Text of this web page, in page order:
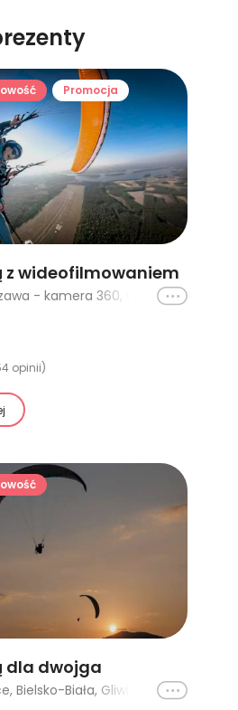
Promocja
z wideofilmowaniem
14 lokalizacji: Warszawa - kamera 360, Gliwice - 10 minut, Białystok lot z Mistrzem Świata, Gliwice - 25 minut, Katowice - 35 minut, Poznań - 20 minut, Poznań - 30 minut, Trójmiasto (Borsk), Gliwice, Zielona Góra - motoparalotnia, Trójmiasto (Borsk) - motoparalotnia, Katowice - 10 minut, Katowice - 25 minut, Gliwice - 35 minut
Ikona
opinii)
dla dwojga
14 lokalizacji: Gliwice, Bielsko-Biała, Gliwice - 10 minut, Poznań, Opole, Kraków, Gliwice - 25 minut, Gliwice - 35 minut, Warszawa, Trójmiasto (Borsk), Trójmiasto (Borsk) - motoparalotnia, Kraków II, Trójmiasto, Zakopane
Ikona